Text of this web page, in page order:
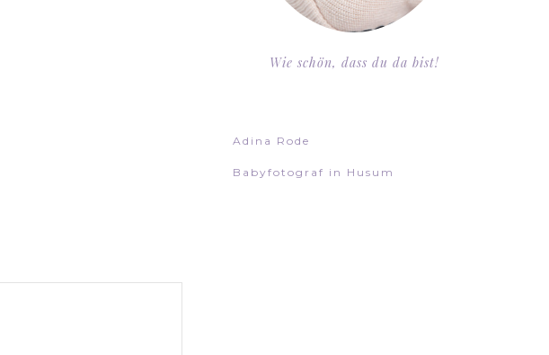
Wie schön, dass du da bist!
Adina Rode
Babyfotograf in Husum